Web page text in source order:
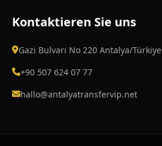
Kontaktieren Sie uns
Gazi Bulvarı No 220 Antalya/Türkiye
+90 507 624 07 77
hallo@antalyatransfervip.net